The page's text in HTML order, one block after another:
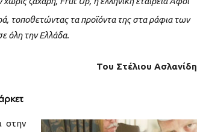
τοποθετώντας τα προϊόντα της στα ράφια των
όλη την Ελλάδα.
Του Στέλιου Ασλανίδη
στην